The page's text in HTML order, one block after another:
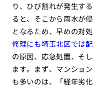
り、ひび割れが発生す
ると、そこから雨水が
となるため、早めの対
修理にも埼玉北区では
の原因、応急処置、そ
ます。まず、マンショ
も多いのは、「経年劣